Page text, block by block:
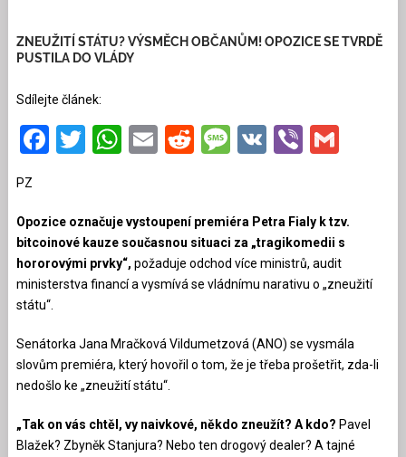
ZNEUŽITÍ STÁTU? VÝSMĚCH OBČANŮM! OPOZICE SE TVRDĚ
PUSTILA DO VLÁDY
Sdílejte článek:
Facebook
Twitter
WhatsApp
EmailRedditMessage
VKViber
PZ
Opozice označuje vystoupení premiéra Petra Fialy k tzv.
bitcoinové kauze současnou situaci za „tragikomedii s
hororovými prvky“, požaduje odchod více ministrů, audit
ministerstva financí a vysmívá se vládnímu narativu o „zneužití
státu“.
Senátorka Jana Mračková Vildumetzová (ANO) se vysmála
slovům premiéra, který hovořil o tom, že je třeba prošetřit, zda-li
nedošlo ke „zneužití státu“.
„Tak on vás chtěl, vy naivkové, někdo zneužít? A kdo? Pavel
Blažek? Zbyněk Stanjura? Nebo ten drogový dealer? A tajné